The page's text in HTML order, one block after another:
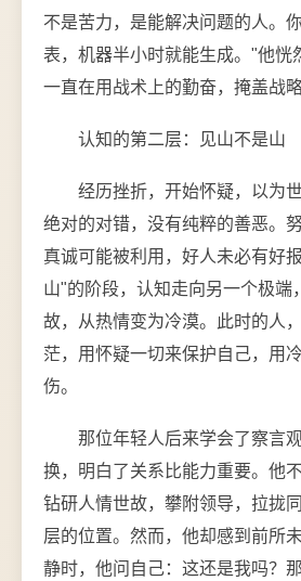
不是苦力，是能解决问题的人。
表，机器半小时就能生成。"他恍
一直在用战术上的勤奋，掩盖战略
认知的第二层：见山不是山
经历挫折，开始怀疑，以为
绝对的对错，没有纯粹的善恶。
真诚可能被利用，好人未必有好
山"的阶段，认知走向另一个极端
故，从热情变为冷漠。此时的人
茫，用怀疑一切来保护自己，用
伤。
那位年轻人后来学会了察言
换，明白了关系比能力重要。他
钻研人情世故，攀附领导，拉拢
层的位置。然而，他却感到前所
静时，他问自己：这还是我吗？